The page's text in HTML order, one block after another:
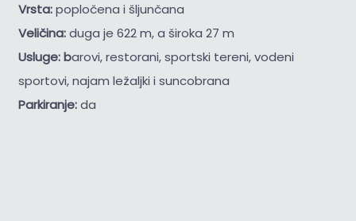
Vrsta:popločena i šljunčana
Veličina:duga je 622 m, a široka 27 m
Usluge: barovi, restorani, sportski tereni, vodeni
sportovi, najam ležaljki i suncobrana
Parkiranje:da